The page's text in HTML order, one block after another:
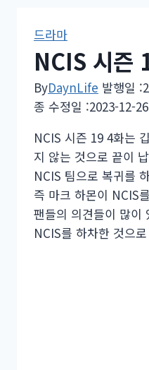
드라마
NCIS 시즌
ByDaynLife 발행일 :
종 수정일 :2023-12-26
NCIS 시즌 19 4화는
지 않는 것으로 끝이
NCIS 팀으로 복귀를
즉 마크 하몬이 NCIS
팬들의 의견들이 많이
NCIS를 하차한 것으